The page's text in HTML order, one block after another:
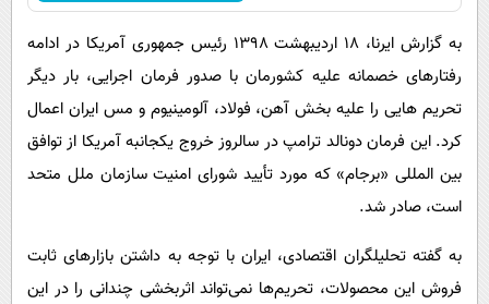
به گزارش ایرنا، ۱۸ اردیبهشت ۱۳۹۸ رئیس جمهوری آمریکا در ادامه
رفتارهای خصمانه علیه کشورمان با صدور فرمان اجرایی، بار دیگر
تحریم هایی را علیه بخش آهن، فولاد، آلومینیوم و مس ایران اعمال
کرد. این فرمان دونالد ترامپ در سالروز خروج یکجانبه آمریکا از توافق
بین المللی «برجام» که مورد تأیید شورای امنیت سازمان ملل متحد
است، صادر شد.
به گفته تحلیلگران اقتصادی، ایران با توجه به داشتن بازارهای ثابت
فروش این محصولات، تحریم‌ها نمی‌تواند اثربخشی چندانی را در این